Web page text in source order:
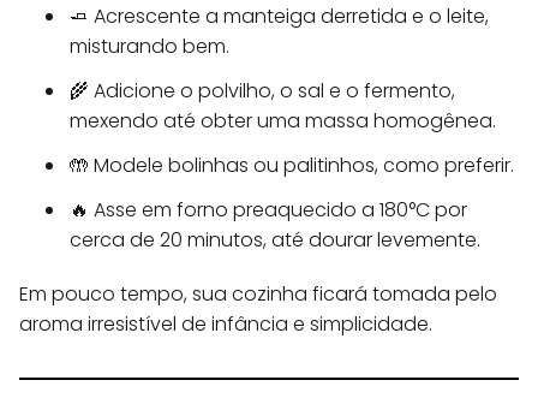
🧈 Acrescente a manteiga derretida e o leite,
misturando bem.
🌾 Adicione o polvilho, o sal e o fermento,
mexendo até obter uma massa homogênea.
🤲 Modele bolinhas ou palitinhos, como preferir.
🔥 Asse em forno preaquecido a 180°C por
cerca de 20 minutos, até dourar levemente.
Em pouco tempo, sua cozinha ficará tomada pelo
aroma irresistível de infância e simplicidade.